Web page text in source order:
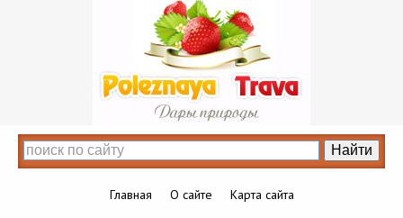
Главная О сайте Карта сайта